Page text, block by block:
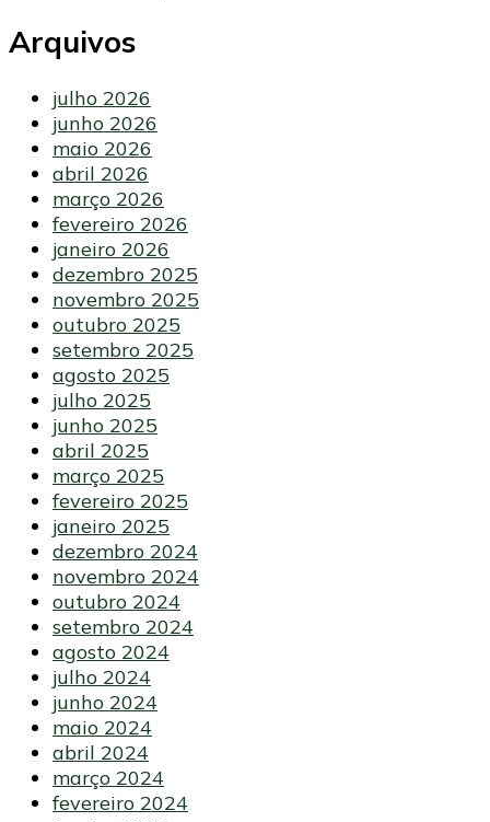
Arquivos
julho 2026
junho 2026
maio 2026
abril 2026
março 2026
fevereiro 2026
janeiro 2026
dezembro 2025
novembro 2025
outubro 2025
setembro 2025
agosto 2025
julho 2025
junho 2025
abril 2025
março 2025
fevereiro 2025
janeiro 2025
dezembro 2024
novembro 2024
outubro 2024
setembro 2024
agosto 2024
julho 2024
junho 2024
maio 2024
abril 2024
março 2024
fevereiro 2024